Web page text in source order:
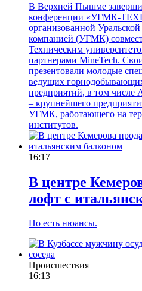
В Верхней Пышме
конференции «УГМК-
организованной
компанией (УГМК)
Техническим
партнерами MineTech.
презентовали молодые
ведущих
предприятий, в том числе
– крупнейшего
УГМК, работающего на
институтов.
16:17
В центре
лофт с
Но есть нюансы.
Происшествия
16:13